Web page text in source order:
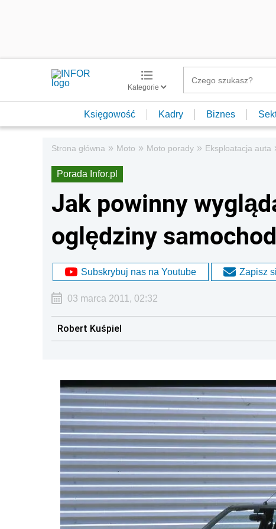
Kategorie
Księgowość Kadry Biznes
Strona główna » Moto » Moto porady » Eksploatacja auta
Porada Infor.pl
Jak powinny
oględziny
Subskrybuj nas na Youtube Zapisz
03 marca 2011, 02:32
Robert Kuśpiel